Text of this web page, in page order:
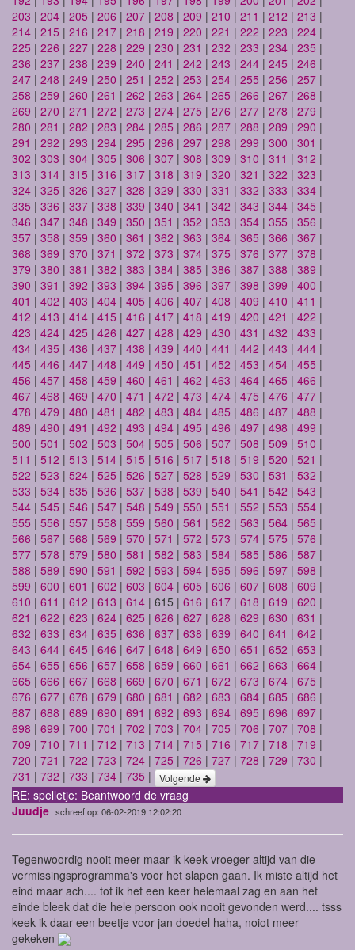
203 | 204 | 205 | 206 | 207 | 208 | 209 | 210 | 211 | 212 | 213 |
214 | 215 | 216 | 217 | 218 | 219 | 220 | 221 | 222 | 223 | 224 |
225 | 226 | 227 | 228 | 229 | 230 | 231 | 232 | 233 | 234 | 235 |
236 | 237 | 238 | 239 | 240 | 241 | 242 | 243 | 244 | 245 | 246 |
247 | 248 | 249 | 250 | 251 | 252 | 253 | 254 | 255 | 256 | 257 |
258 | 259 | 260 | 261 | 262 | 263 | 264 | 265 | 266 | 267 | 268 |
269 | 270 | 271 | 272 | 273 | 274 | 275 | 276 | 277 | 278 | 279 |
280 | 281 | 282 | 283 | 284 | 285 | 286 | 287 | 288 | 289 | 290 |
291 | 292 | 293 | 294 | 295 | 296 | 297 | 298 | 299 | 300 | 301 |
302 | 303 | 304 | 305 | 306 | 307 | 308 | 309 | 310 | 311 | 312 |
313 | 314 | 315 | 316 | 317 | 318 | 319 | 320 | 321 | 322 | 323 |
324 | 325 | 326 | 327 | 328 | 329 | 330 | 331 | 332 | 333 | 334 |
335 | 336 | 337 | 338 | 339 | 340 | 341 | 342 | 343 | 344 | 345 |
346 | 347 | 348 | 349 | 350 | 351 | 352 | 353 | 354 | 355 | 356 |
357 | 358 | 359 | 360 | 361 | 362 | 363 | 364 | 365 | 366 | 367 |
368 | 369 | 370 | 371 | 372 | 373 | 374 | 375 | 376 | 377 | 378 |
379 | 380 | 381 | 382 | 383 | 384 | 385 | 386 | 387 | 388 | 389 |
390 | 391 | 392 | 393 | 394 | 395 | 396 | 397 | 398 | 399 | 400 |
401 | 402 | 403 | 404 | 405 | 406 | 407 | 408 | 409 | 410 | 411 |
412 | 413 | 414 | 415 | 416 | 417 | 418 | 419 | 420 | 421 | 422 |
423 | 424 | 425 | 426 | 427 | 428 | 429 | 430 | 431 | 432 | 433 |
434 | 435 | 436 | 437 | 438 | 439 | 440 | 441 | 442 | 443 | 444 |
445 | 446 | 447 | 448 | 449 | 450 | 451 | 452 | 453 | 454 | 455 |
456 | 457 | 458 | 459 | 460 | 461 | 462 | 463 | 464 | 465 | 466 |
467 | 468 | 469 | 470 | 471 | 472 | 473 | 474 | 475 | 476 | 477 |
478 | 479 | 480 | 481 | 482 | 483 | 484 | 485 | 486 | 487 | 488 |
489 | 490 | 491 | 492 | 493 | 494 | 495 | 496 | 497 | 498 | 499 |
500 | 501 | 502 | 503 | 504 | 505 | 506 | 507 | 508 | 509 | 510 |
511 | 512 | 513 | 514 | 515 | 516 | 517 | 518 | 519 | 520 | 521 |
522 | 523 | 524 | 525 | 526 | 527 | 528 | 529 | 530 | 531 | 532 |
533 | 534 | 535 | 536 | 537 | 538 | 539 | 540 | 541 | 542 | 543 |
544 | 545 | 546 | 547 | 548 | 549 | 550 | 551 | 552 | 553 | 554 |
555 | 556 | 557 | 558 | 559 | 560 | 561 | 562 | 563 | 564 | 565 |
566 | 567 | 568 | 569 | 570 | 571 | 572 | 573 | 574 | 575 | 576 |
577 | 578 | 579 | 580 | 581 | 582 | 583 | 584 | 585 | 586 | 587 |
588 | 589 | 590 | 591 | 592 | 593 | 594 | 595 | 596 | 597 | 598 |
599 | 600 | 601 | 602 | 603 | 604 | 605 | 606 | 607 | 608 | 609 |
610 | 611 | 612 | 613 | 614 | 615 | 616 | 617 | 618 | 619 | 620 |
621 | 622 | 623 | 624 | 625 | 626 | 627 | 628 | 629 | 630 | 631 |
632 | 633 | 634 | 635 | 636 | 637 | 638 | 639 | 640 | 641 | 642 |
643 | 644 | 645 | 646 | 647 | 648 | 649 | 650 | 651 | 652 | 653 |
654 | 655 | 656 | 657 | 658 | 659 | 660 | 661 | 662 | 663 | 664 |
665 | 666 | 667 | 668 | 669 | 670 | 671 | 672 | 673 | 674 | 675 |
676 | 677 | 678 | 679 | 680 | 681 | 682 | 683 | 684 | 685 | 686 |
687 | 688 | 689 | 690 | 691 | 692 | 693 | 694 | 695 | 696 | 697 |
698 | 699 | 700 | 701 | 702 | 703 | 704 | 705 | 706 | 707 | 708 |
709 | 710 | 711 | 712 | 713 | 714 | 715 | 716 | 717 | 718 | 719 |
720 | 721 | 722 | 723 | 724 | 725 | 726 | 727 | 728 | 729 | 730 |
731 | 732 | 733 | 734 | 735 | Volgende
RE: spelletje: Beantwoord de vraag
Juudje schreef op: 06-02-2019 12:02:20
Tegenwoordig nooit meer maar ik keek vroeger altijd van die
vermissingsprogramma's voor het slapen gaan. Ik miste altijd het
eind maar ach.... tot ik het een keer helemaal zag en aan het
einde bleek dat die hele persoon ook nooit gevonden werd.... tsss
keek ik daar een beetje voor jan doedel haha, noiot meer
gekeken